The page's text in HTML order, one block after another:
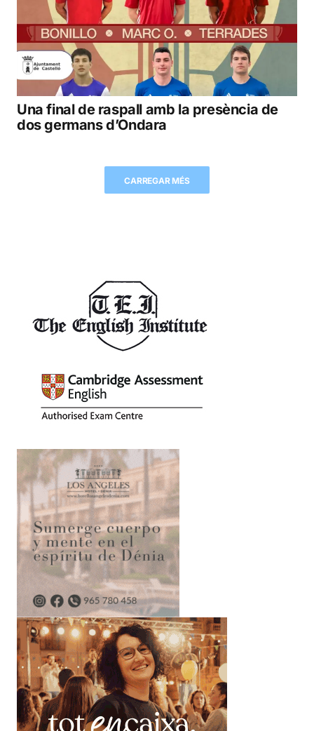
Una final de raspall amb la presència de
dos germans d’Ondara
CARREGAR MÉS